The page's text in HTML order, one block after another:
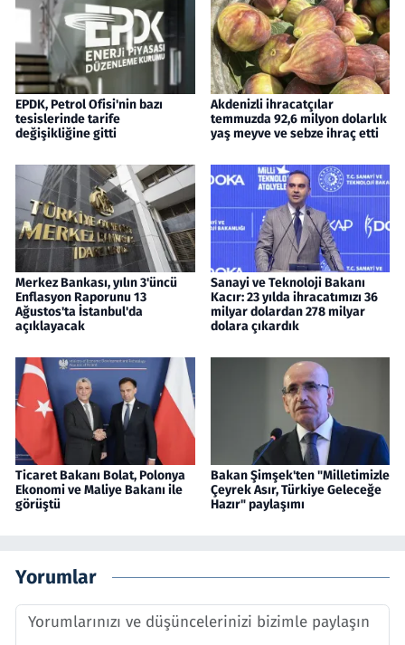
EPDK, Petrol Ofisi'nin bazı
tesislerinde tarife
değişikliğine gitti
Akdenizli ihracatçılar
temmuzda 92,6 milyon dolarlık
yaş meyve ve sebze ihraç etti
Merkez Bankası, yılın 3'üncü
Enflasyon Raporunu 13
Ağustos'ta İstanbul'da
açıklayacak
Sanayi ve Teknoloji Bakanı
Kacır: 23 yılda ihracatımızı 36
milyar dolardan 278 milyar
dolara çıkardık
Ticaret Bakanı Bolat, Polonya
Ekonomi ve Maliye Bakanı ile
görüştü
Bakan Şimşek'ten "Milletimizle
Çeyrek Asır, Türkiye Geleceğe
Hazır" paylaşımı
Yorumlar